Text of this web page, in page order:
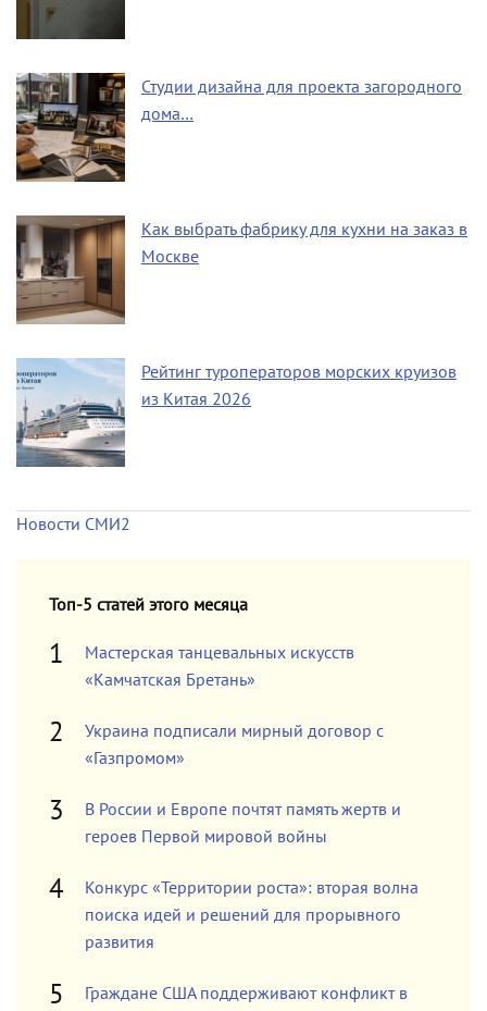
Студии дизайна для проекта загородного
дома…
Как выбрать фабрику для кухни на заказ в
Москве
Рейтинг туроператоров морских круизов
из Китая 2026
Новости СМИ2
Топ-5 статей этого месяца
Мастерская танцевальных искусств
«Камчатская Бретань»
Украина подписали мирный договор с
«Газпромом»
В России и Европе почтят память жертв и
героев Первой мировой войны
Конкурс «Территории роста»: вторая волна
поиска идей и решений для прорывного
развития
Граждане США поддерживают конфликт в